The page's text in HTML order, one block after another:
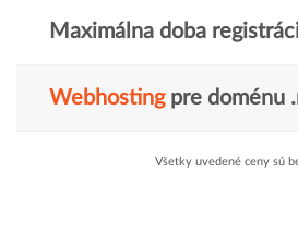
Maximálna doba
Webhostingpre doménu
Všetky uvedené ceny sú